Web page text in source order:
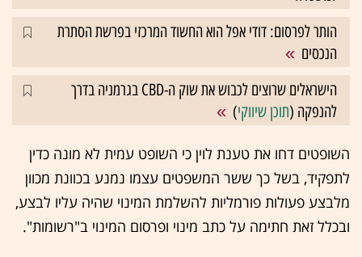
הותר לפרסום: דודי אפל הוא החשוד המרכזי בפרשת הסתרת
הנכסים
הישראלים שרוצים לכבוש את שוק ה-CBD בגרמניה בדרך
להנפקה (תוכן שיווקי)
השופטים דחו את טענת לוין כי השופט עמית לא מונה כדין
לתפקיד, בשל כך ששר המשפטים עצמו נמנע בכוונת מכוון
מלבצע פעולות פורמליות להשלמת המינוי שהיה עליו לבצע,
ובכלל זאת חתימה על כתב מינוי ופרסום המינוי ב"רשומות".